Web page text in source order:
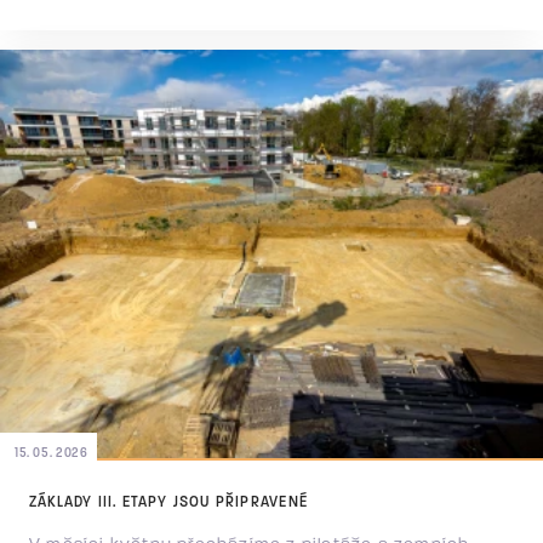
bednění, armování a příprava dalších betonáží. Na
stavbě je už dobře patrný rozsah celého objektu i
budoucí půdorys jednotlivých částí domu. V
následujících týdnech budou přibývat další nosné
konstrukce a objekt začne postupně vyrůstat nad
úroveň okolního terénu.
15. 05. 2026
ZÁKLADY III. ETAPY JSOU PŘIPRAVENÉ